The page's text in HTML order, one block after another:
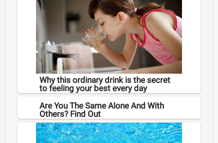
Why this ordinary drink is the secret
to feeling your best every day
Are You The Same Alone And With
Others? Find Out